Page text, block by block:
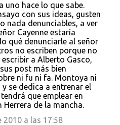
uno hace lo que sabe.
con sus ideas, gusten
nada denunciables, a ver
Cayenne estaría
qué denunciarle al señor
no escriben porque no
a Alberto Gasco,
post más bien
ni fu ni fa. Montoya ni
y se dedica a entrenar el
que emplear en
Herrera de la mancha.
2010 a las 17:58